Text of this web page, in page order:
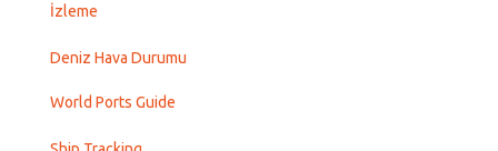
İzleme
Deniz Hava Durumu
World Ports Guide